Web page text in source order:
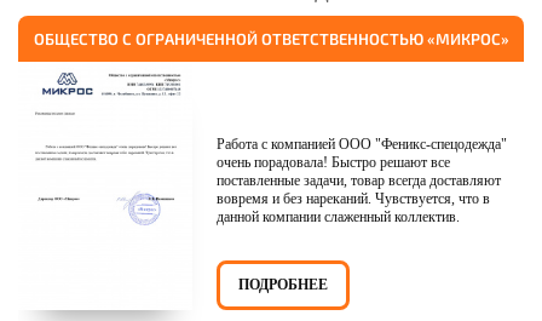
ОБЩЕСТВО С ОГРАНИЧЕННОЙ ОТВЕТСТВЕННОСТЬЮ «МИКРОС»
Работа с компанией ООО "Феникс-спецодежда"
очень порадовала! Быстро решают все
поставленные задачи, товар всегда доставляют
вовремя и без нареканий. Чувствуется, что в
данной компании слаженный коллектив.
ПОДРОБНЕЕ